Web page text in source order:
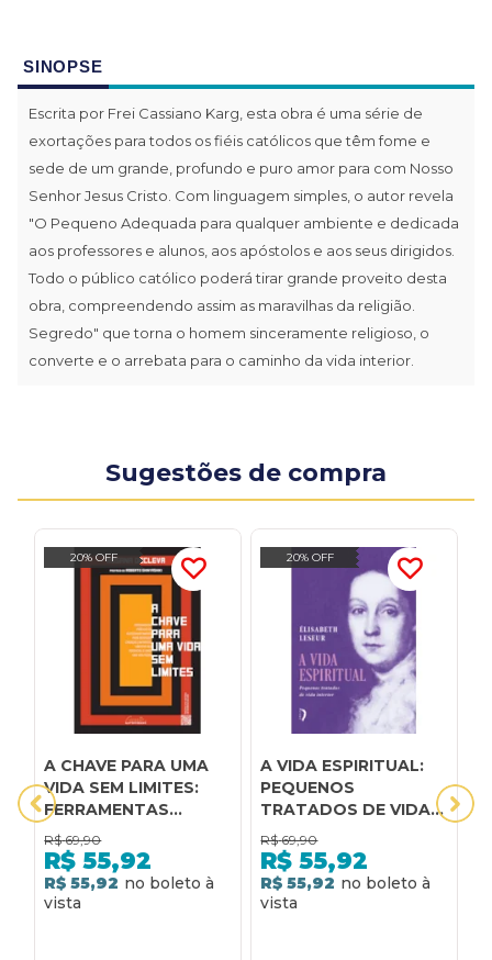
SINOPSE
Escrita por Frei Cassiano Karg, esta obra é uma série de
exortações para todos os fiéis católicos que têm fome e
sede de um grande, profundo e puro amor para com Nosso
Senhor Jesus Cristo. Com linguagem simples, o autor revela
"O Pequeno Adequada para qualquer ambiente e dedicada
aos professores e alunos, aos apóstolos e aos seus dirigidos.
Todo o público católico poderá tirar grande proveito desta
obra, compreendendo assim as maravilhas da religião.
Segredo" que torna o homem sinceramente religioso, o
converte e o arrebata para o caminho da vida interior.
Sugestões de compra
20% OFF
A CHAVE PARA UMA
VIDA SEM LIMITES:
FERRAMENTAS
PRÁTICAS DE
AUTOCONHECIMENTO
PARA DESFAZER
CRENÇAS
R$ 69,90
R$ 55,92
R$ 55,92
20% OFF
A VIDA ESPIRITUAL:
PEQUENOS
TRATADOS DE VIDA
INTERIOR
R$ 69,90
R$ 55,92
R$ 55,92